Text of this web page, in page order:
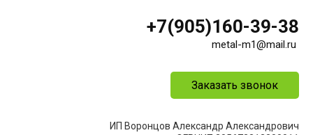
+7(905)160-39-38
metal-m1@mail.ru
Заказать звонок
ИП Воронцов Александр Александрович